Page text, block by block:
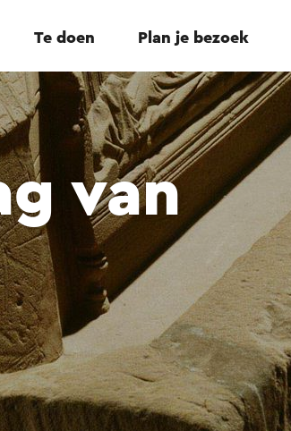
Te doen Plan je bezoek
van